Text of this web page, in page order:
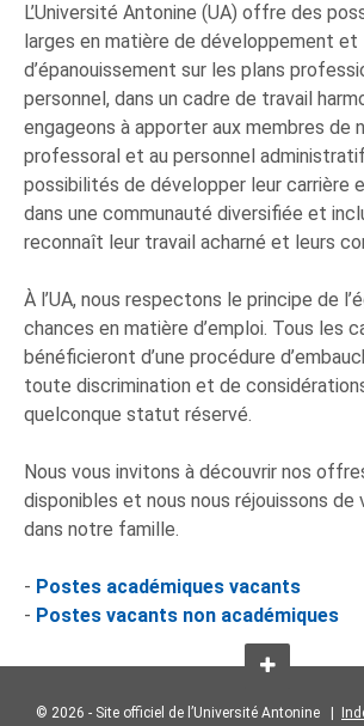
L’Université Antonine (UA) offre des
larges en matière de développement et
d’épanouissement sur les plans
personnel, dans un cadre de travail
engageons à apporter aux membres de
professoral et au personnel
possibilités de développer leur carrière
dans une communauté diversifiée et
reconnaît leur travail acharné et leurs
À l’UA, nous respectons le principe de
chances en matière d’emploi. Tous les
bénéficieront d’une procédure
toute discrimination et de
quelconque statut réservé.
Nous vous invitons à découvrir nos
disponibles et nous nous réjouissons de
dans notre famille.
- Postes académiques vacants
- Postes vacants non académiques
© 2026 - Site officiel de l’Université Antonine |